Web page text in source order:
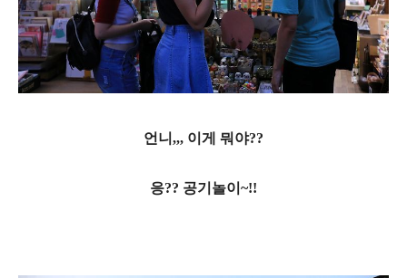
언니,,, 이게 뭐야??
응?? 공기놀이~!!